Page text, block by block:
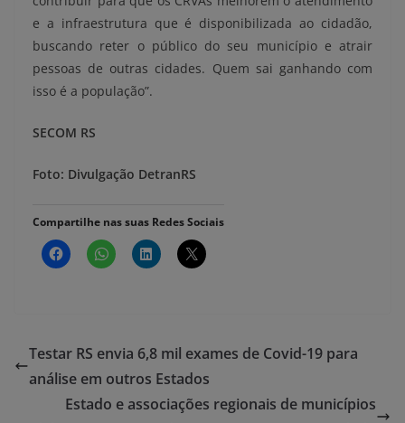
e a infraestrutura que é disponibilizada ao cidadão,
buscando reter o público do seu município e atrair
pessoas de outras cidades. Quem sai ganhando com
isso é a população”.
SECOM RS
Foto: Divulgação DetranRS
Compartilhe nas suas Redes Sociais
Testar RS envia 6,8 mil exames de Covid-19 para
análise em outros Estados
Estado e associações regionais de municípios